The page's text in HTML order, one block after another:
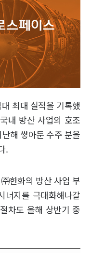
최대 실적을 기록했
내 방산 사업의 호조
해 쌓아둔 수주 분을
.
한화의 방산 사업 부
너지를 극대화해나갈
차도 올해 상반기 중